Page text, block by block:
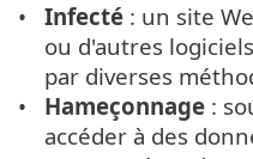
Infecté : un site
ou d'autres
par diverses
Hameçonnage :
accéder à des